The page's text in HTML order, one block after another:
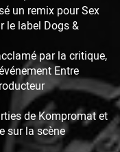
un remix pour Sex
le label Dogs &
par la critique,
Entre
de Kompromat et
sur la scène